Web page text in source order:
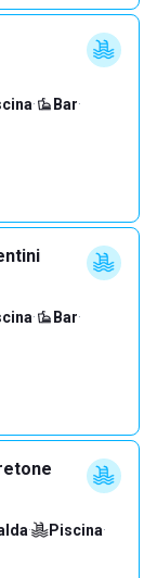
· Bar·
· Bar·
· Piscina·